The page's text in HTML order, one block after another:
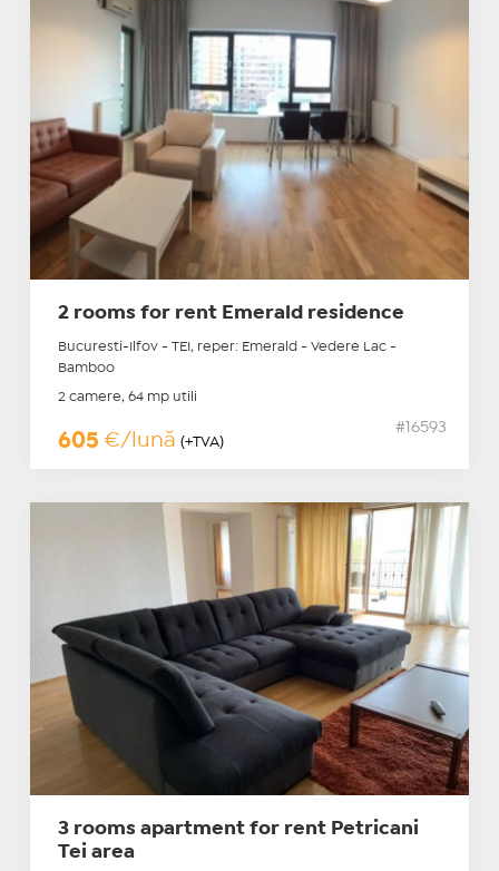
2 rooms for rent Emerald residence
Bucuresti-Ilfov - TEI, reper: Emerald - Vedere Lac -
Bamboo
2 camere, 64 mp utili
605 €/lună (+TVA)
#16593
3 rooms apartment for rent Petricani
Tei area